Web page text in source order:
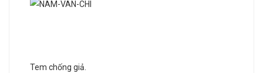
Tem chống giả.